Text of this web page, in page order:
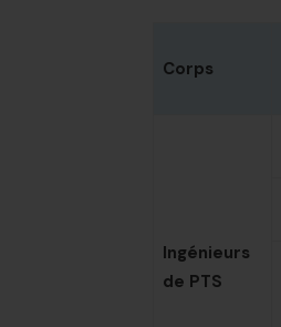
Corps
Ingénieurs
de PTS